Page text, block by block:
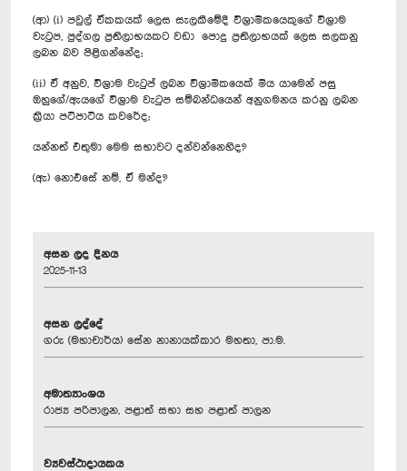
(ආ) (i) පවුල් ඒකකයක් ලෙස සැලකීමේදී විශ්‍රාමිකයෙකුගේ විශ්‍රාම
වැටුප, පුද්ගල ප්‍රතිලාභයකට වඩා පොදු ප්‍රතිලාභයක් ලෙස සලකනු
ලබන බව පිළිගන්නේද;
(ii) ඒ අනුව, විශ්‍රාම වැටුප් ලබන විශ්‍රාමිකයෙක් මිය යාමෙන් පසු
ඔහුගේ/ඇයගේ විශ්‍රාම වැටුප සම්බන්ධයෙන් අනුගමනය කරනු ලබන
ක්‍රියා පටිපාටිය කවරේද;
යන්නත් එතුමා මෙම සභාවට දන්වන්නෙහිද?
(ඇ) නොඑසේ නම්, ඒ මන්ද?
අසන ලද දිනය
2025-11-13
අසන ලද්දේ
ගරු (මහාචාර්ය) සේන නානායක්කාර මහතා, පා.ම.
අමාත්‍යාංශය
රාජ්‍ය පරිපාලන, පළාත් සභා සහ පළාත් පාලන
ව්‍යවස්ථාදායකය